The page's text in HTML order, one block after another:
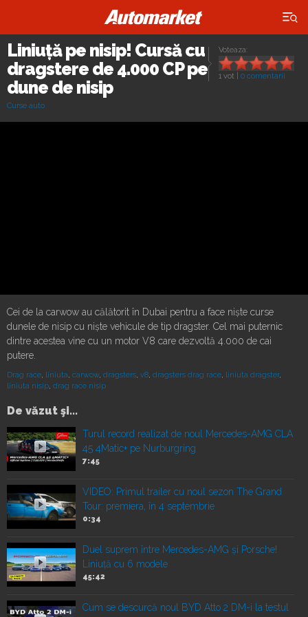
×
Voteaza:
1 vot 0 comentarii
Liniuță pe nisip! Cursă cu
dragstere de 4.000 CP pe
dune de nisip
Curse auto
Cei de la carwow au călătorit în Dubai pentru a face niște curse
dunele de nisip cu niște vehicule de tip dragster. Cel mai puternic
dintre acestea vine cu un motor V8 care dezvoltă 4.000 de cai
putere.
Drag race, liniuta, carwow, dragsters, v8, dragsters drag race, liniuta dragster,
liniuta nisip, drag race nisip
De văzut şi...
Turul record realizat de noul Mercedes-AMG CLA
45 4Matic+ pe Nurburgring
7:45
VIDEO: Primul trailer cu noul sezon The Grand
Tour: premiera, în 4 septembrie
0:34
Duel suprem între Mercedes-AMG și Porsche!
Liniuță cu 6 modele
45:42
Cum se descurcă noul BYD Atto 2 DM-i la testul